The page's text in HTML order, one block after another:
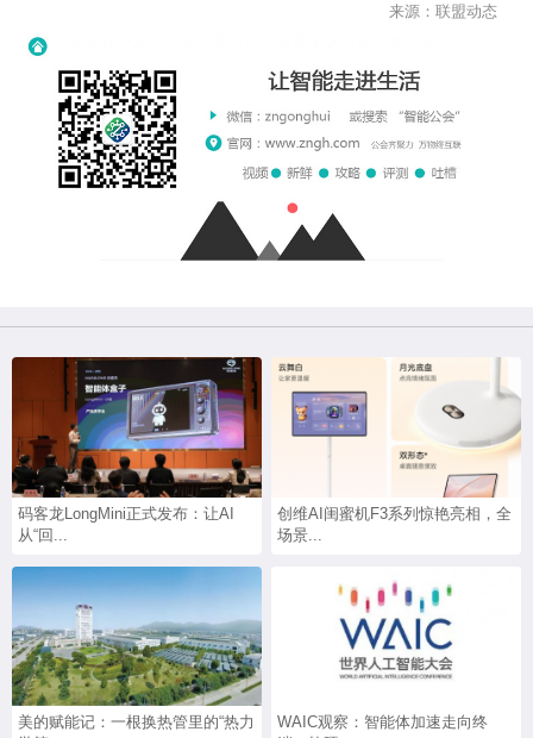
来源：联盟动态
码客龙LongMini正式发布：让AI
从“回...
创维AI闺蜜机F3系列惊艳亮相，全
场景...
美的赋能记：一根换热管里的“热力
WAIC观察：智能体加速走向终